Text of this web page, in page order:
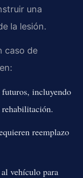
una
la lesión.
caso de
futuros, incluyendo
reemplazo
vehículo para